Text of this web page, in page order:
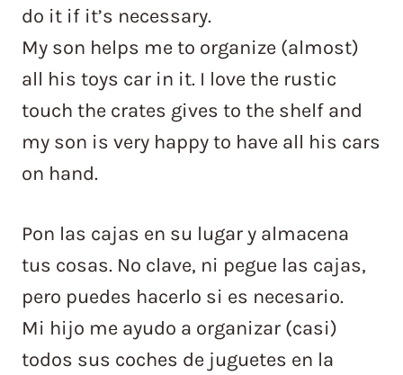
do it if it’s necessary.
My son helps me to organize (almost)
all his toys car in it. I love the rustic
touch the crates gives to the shelf and
my son is very happy to have all his cars
on hand.
Pon las cajas en su lugar y almacena
tus cosas. No clave, ni pegue las cajas,
pero puedes hacerlo si es necesario.
Mi hijo me ayudo a organizar (casi)
todos sus coches de juguetes en la